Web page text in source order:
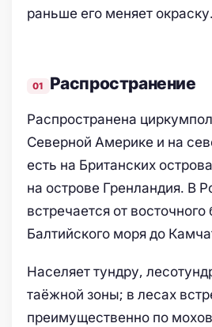
раньше его меняет окраску.
Распространение
Распространена
Северной Америке и на
есть на Британских
на острове Гренландия. В
встречается от восточного
Балтийского моря до
Населяет тундру,
таёжной зоны; в лесах
преимущественно по